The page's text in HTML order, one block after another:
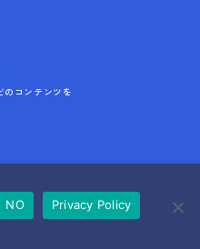
コンテンツを
NO Privacy Policy